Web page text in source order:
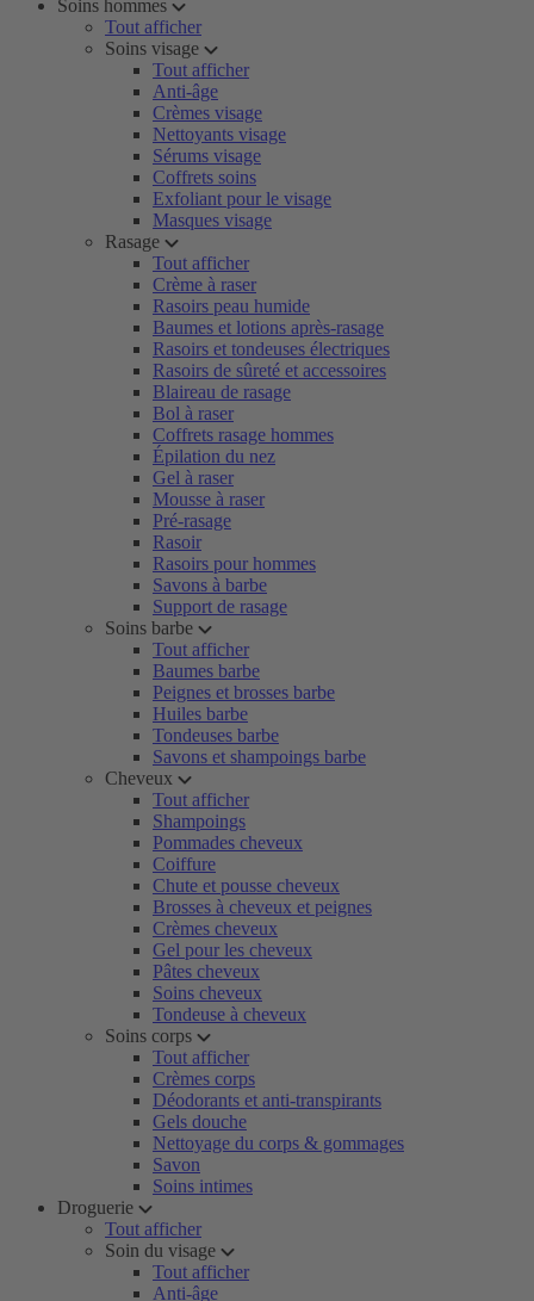
Soins hommes
Tout afficher
Soins visage
Tout afficher
Anti-âge
Crèmes visage
Nettoyants visage
Sérums visage
Coffrets soins
Exfoliant pour le visage
Masques visage
Rasage
Tout afficher
Crème à raser
Rasoirs peau humide
Baumes et lotions après-rasage
Rasoirs et tondeuses électriques
Rasoirs de sûreté et accessoires
Blaireau de rasage
Bol à raser
Coffrets rasage hommes
Épilation du nez
Gel à raser
Mousse à raser
Pré-rasage
Rasoir
Rasoirs pour hommes
Savons à barbe
Support de rasage
Soins barbe
Tout afficher
Baumes barbe
Peignes et brosses barbe
Huiles barbe
Tondeuses barbe
Savons et shampoings barbe
Cheveux
Tout afficher
Shampoings
Pommades cheveux
Coiffure
Chute et pousse cheveux
Brosses à cheveux et peignes
Crèmes cheveux
Gel pour les cheveux
Pâtes cheveux
Soins cheveux
Tondeuse à cheveux
Soins corps
Tout afficher
Crèmes corps
Déodorants et anti-transpirants
Gels douche
Nettoyage du corps & gommages
Savon
Soins intimes
Droguerie
Tout afficher
Soin du visage
Tout afficher
Anti-âge